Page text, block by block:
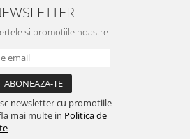
si promotiile noastre
newsletter cu promotiile
mai multe in Politica de